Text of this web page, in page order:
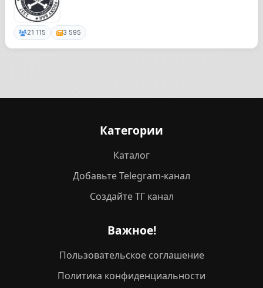
21 115 3 595
Категории
Каталог
Добавьте Telegram-канал
Создайте ТГ канал
Важное!
Пользовательское соглашение
Политика конфиденциальности